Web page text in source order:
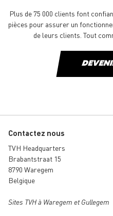
Plus de 75 000 clients font
pièces pour assurer un
de leurs clients. Tout
Contactez nous
TVH Headquarters
Brabantstraat 15
8790 Waregem
Belgique
Sites TVH à Waregem et Gullegem